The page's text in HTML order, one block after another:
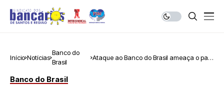
Início Notícias
Banco do
Brasil
Ataque ao Banco do Brasil ameaça o país
Banco do Brasil